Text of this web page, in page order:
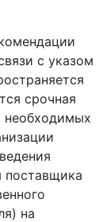
с указом
срочная
необходимых
поставщика
на